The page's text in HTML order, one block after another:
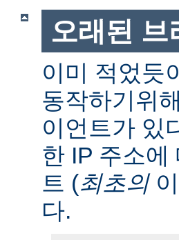
오래된 브
이미 적었듯
동작하기위
이언트가 있
한 IP 주소에
트 (최초의이
다.